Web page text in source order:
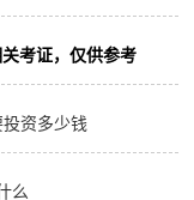
考证，仅供参考
投资多少钱
么